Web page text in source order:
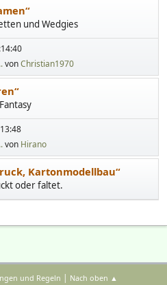
und Wedgies
vonChristian1970
von Hirano
Kartonmodellbau“
oder faltet.
und Regeln | Nach oben ▲